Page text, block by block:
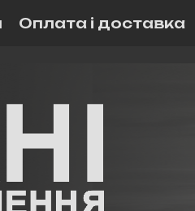
Оплата і доставка